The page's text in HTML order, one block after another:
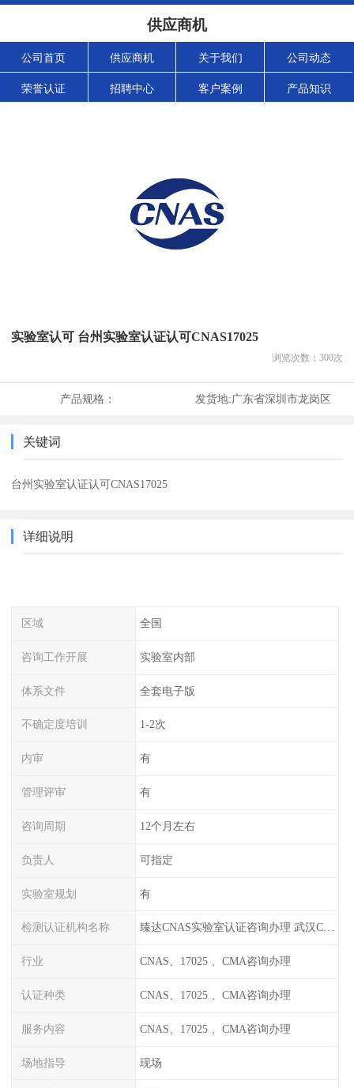
供应商机
公司首页 供应商机 关于我们 公司动态
荣誉认证 招聘中心 客户案例 产品知识
实验室认可 台州实验室认证认可CNAS17025
浏览次数： 300次
产品规格： 发货地:广东省深圳市龙岗区
关键词
台州实验室认证认可CNAS17025
详细说明
区域 全国
咨询工作开展 实验室内部
体系文件 全套电子版
不确定度培训 1-2次
内审 有
管理评审 有
咨询周期 12个月左右
负责人 可指定
实验室规划 有
检测认证机构名称 臻达CNAS实验室认证咨询办理 武汉CNAS实验室认可办理
行业 CNAS、17025 、CMA咨询办理
认证种类 CNAS、17025 、CMA咨询办理
服务内容 CNAS、17025 、CMA咨询办理
场地指导 现场